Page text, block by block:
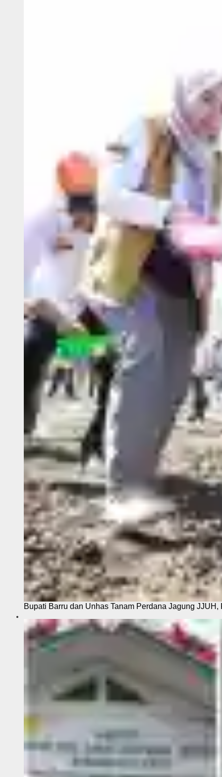
Bupati Barru dan Unhas Tanam Perdana Jagung